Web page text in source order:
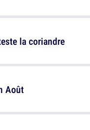
Août
la coriandre